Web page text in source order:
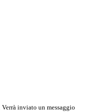
Verrà inviato un messaggio